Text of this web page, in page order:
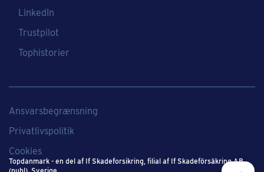
LinkedIn
Trustpilot
Tophistorier
Topdanmark - en del af If Skadeforsikring​, filial af If Skadeförsäkring AB
Ansvarsbegrænsning
Privatlivspolitik
Cookies